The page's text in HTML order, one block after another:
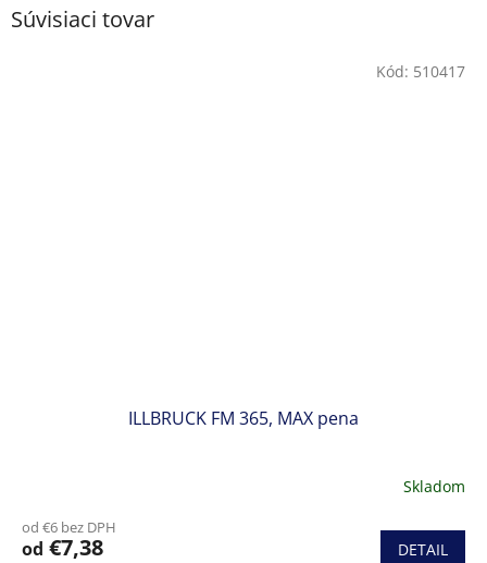
Súvisiaci tovar
ILLBRUCK FM 365, MAX pena
Skladom
od €6 bez DPH
od €7,38 DETAIL
Kód: 510417